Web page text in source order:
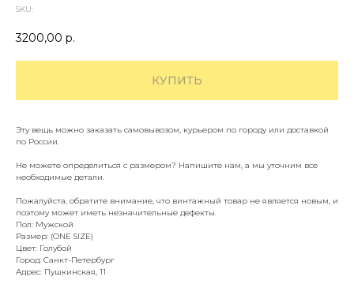
SKU:
3200,00 р.
КУПИТЬ
Эту вещь можно заказать самовывозом, курьером по городу или доставкой
по России.
Не можете определиться с размером? Напишите нам, а мы уточним все
необходимые детали.
Пожалуйста, обратите внимание, что винтажный товар не является новым, и
поэтому может иметь незначительные дефекты.
Пол: Мужской
Размер: (ONE SIZE)
Цвет: Голубой
Город: Санкт-Петербург
Адрес: Пушкинская, 11